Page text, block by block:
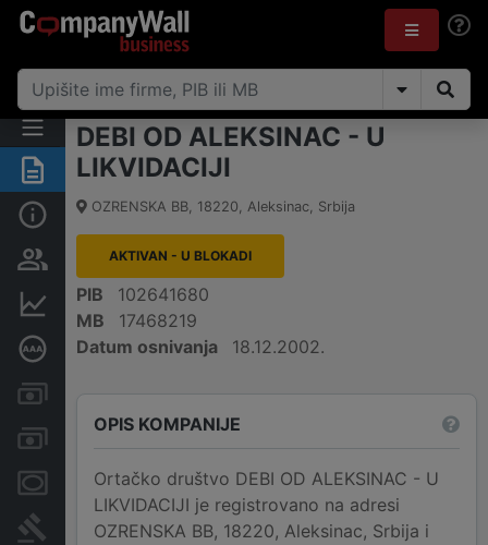
Rezime
Osnovni podaci
Vlasnička struktura
Finansijski podaci
Dubinska bonitetna ocena
Kreditni limit kompanije
Menice i zaloge
Sudski sporovi
DEBI OD ALEKSINAC - U
LIKVIDACIJI
OZRENSKA BB, 18220, Aleksinac, Srbija
AKTIVAN - U BLOKADI
PIB
102641680
MB
17468219
Datum osnivanja
18.12.2002.
OPIS KOMPANIJE
Ortačko društvo DEBI OD ALEKSINAC - U
LIKVIDACIJI je registrovano na adresi
OZRENSKA BB, 18220, Aleksinac, Srbija i